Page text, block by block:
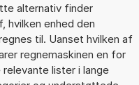
alternativ finder
hvilken enhed den
til. Uanset hvilken af
regnemaskinen en for
lister i lange